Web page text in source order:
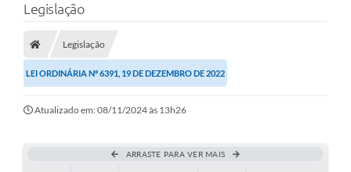
Principal
Nossa Cidade
Secretarias
Atos Oficiais
Legislação
Legislação
LEI ORDINÁRIA Nº 6391, 19 DE DEZEMBRO DE 2022
Atualizado em: 08/11/2024 às 13h26
ARRASTE PARA VER MAIS